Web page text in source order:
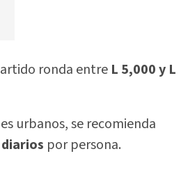
ronda entre L 5,000 y L
urbanos, se recomienda
por persona.